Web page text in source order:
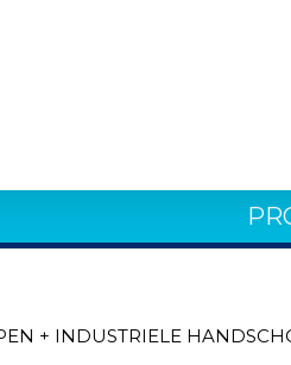
+ INDUSTRIELE